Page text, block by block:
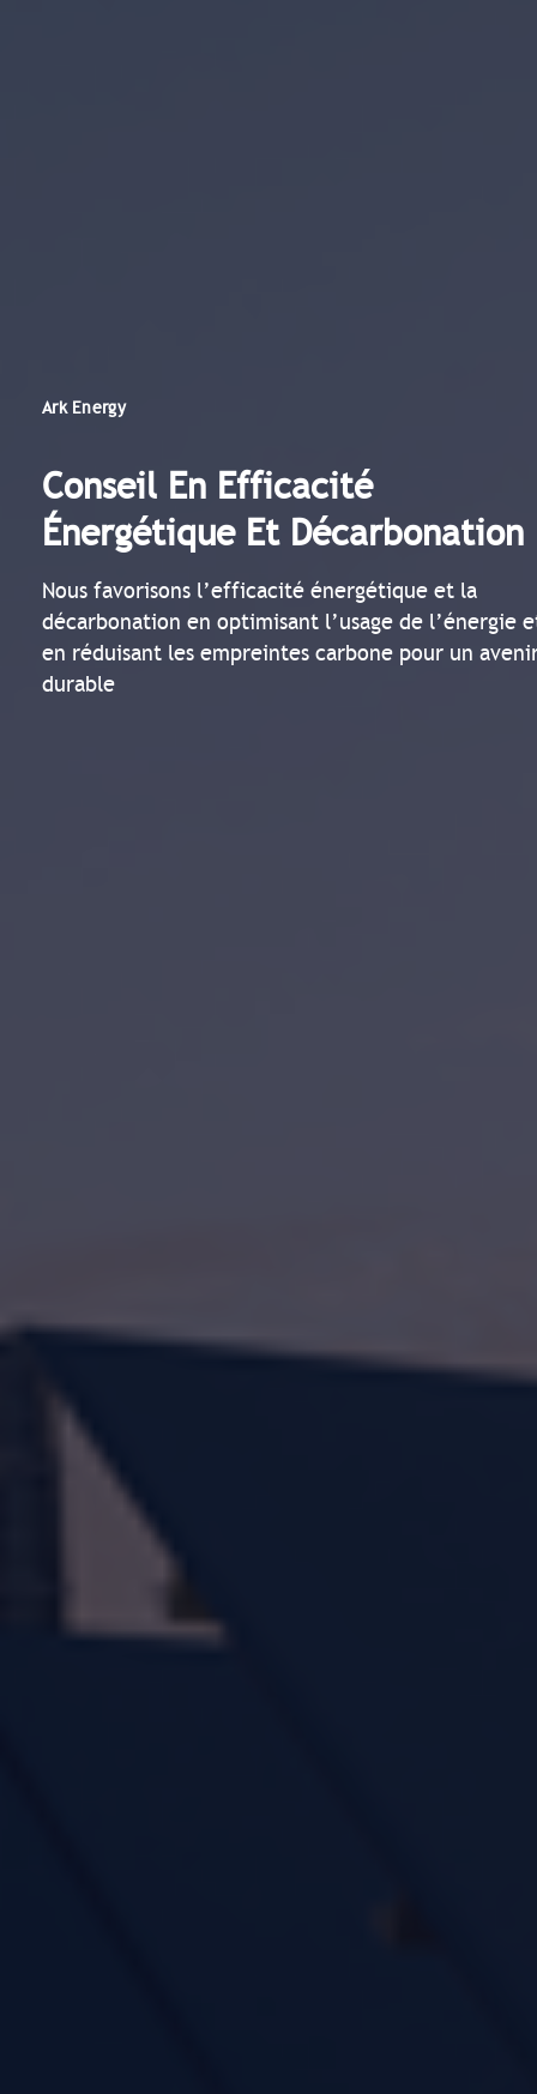
Ark Energy
Conseil En Efficacité
Énergétique Et Décarbonation
Nous favorisons l’efficacité énergétique et la
décarbonation en optimisant l’usage de l’énergie
en réduisant les empreintes carbone pour un
durable